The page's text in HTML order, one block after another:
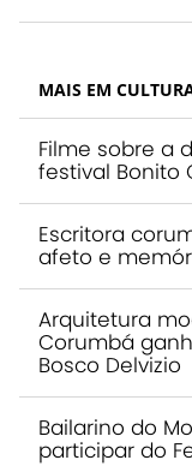
MAIS EM
Filme sobre a
festival Bonito
Escritora
afeto e
Arquitetura
Corumbá
Bosco Delvizio
Bailarino do
participar do